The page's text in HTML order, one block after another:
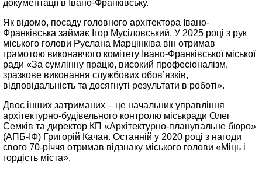
документації в Івано-Франківську.
Як відомо, посаду головного архітектора Івано-
Франківська займає Ігор Мусіловський. У 2025 році з рук
міського голови Руслана Марцінківа він отримав
грамотою виконавчого комітету Івано-Франківської міської
ради «За сумлінну працю, високий професіоналізм,
зразкове виконання службових обов’язків,
відповідальність та досягнуті результати в роботі».
Двоє інших затриманих – це начальник управління
архітектурно-будівельного контролю міськради Олег
Семків та директор КП «Архітектурно-планувальне бюро»
(АПБ-ІФ) Григорій Качан. Останній у 2020 році з нагоди
свого 70-річчя отримав відзнаку міського голови «Міць і
гордість міста».